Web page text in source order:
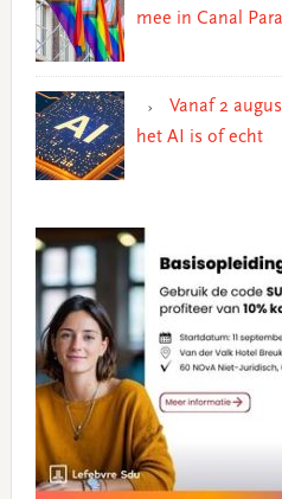
mee in Canal
Vanaf 2
het AI is of echt